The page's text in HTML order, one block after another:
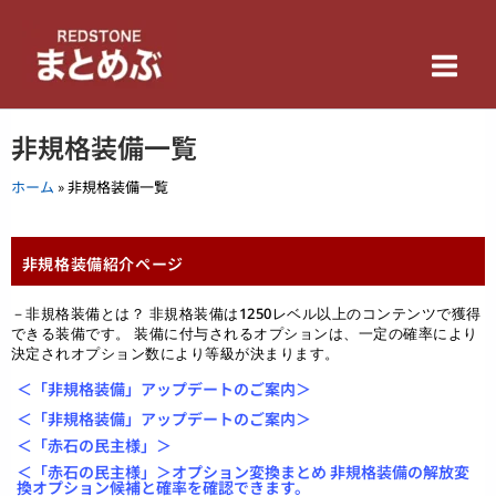
キ
ッ
プ
非規格装備一覧
ホーム »非規格装備一覧
非規格装備紹介ページ
－非規格装備とは？ 非規格装備は1250レベル以上のコンテンツで獲得
できる装備です。 装備に付与されるオプションは、一定の確率により
決定されオプション数により等級が決まります。
＜「非規格装備」アップデートのご案内＞
＜「非規格装備」アップデートのご案内＞
＜「赤石の民主様」＞
＜「赤石の民主様」＞オプション変換まとめ 非規格装備の解放変
換オプション候補と確率を確認できます。